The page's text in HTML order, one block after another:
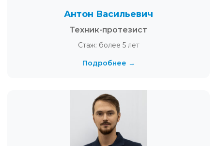
Антон Васильевич
Техник-протезист
Стаж: более 5 лет
Подробнее →